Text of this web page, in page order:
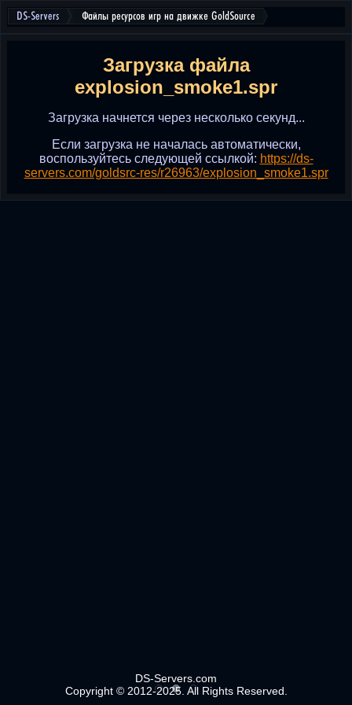
DS-Servers Файлы ресурсов игр на движке GoldSource
Загрузка файла
explosion_smoke1.spr
Загрузка начнется через несколько секунд...
Если загрузка не началась автоматически,
воспользуйтесь следующей ссылкой: https://ds-
servers.com/goldsrc-res/r26963/explosion_smoke1.spr
DS-Servers.com
Copyright © 2012-2025. All Rights Reserved.